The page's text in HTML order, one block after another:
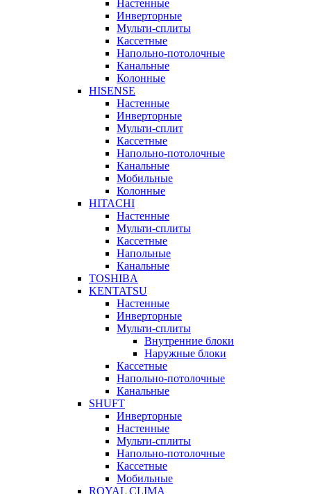
Настенные
Инверторные
Мульти-сплиты
Кассетные
Напольно-потолочные
Канальные
Колонные
HISENSE
Настенные
Инверторные
Мульти-сплит
Кассетные
Напольно-потолочные
Канальные
Мобильные
Колонные
HITACHI
Настенные
Мульти-сплиты
Кассетные
Напольные
Канальные
TOSHIBA
KENTATSU
Настенные
Инверторные
Мульти-сплиты
Внутренние блоки
Наружные блоки
Кассетные
Напольно-потолочные
Канальные
SHUFT
Инверторные
Настенные
Мульти-сплиты
Напольно-потолочные
Кассетные
Мобильные
ROYAL CLIMA